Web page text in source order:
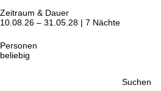
Zeitraum & Dauer
10.08.26 – 31.05.28 | 7 Nächte
Personen
beliebig
Suchen